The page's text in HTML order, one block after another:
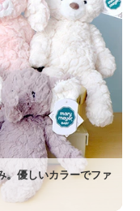
。優しいカラーでファ
気。